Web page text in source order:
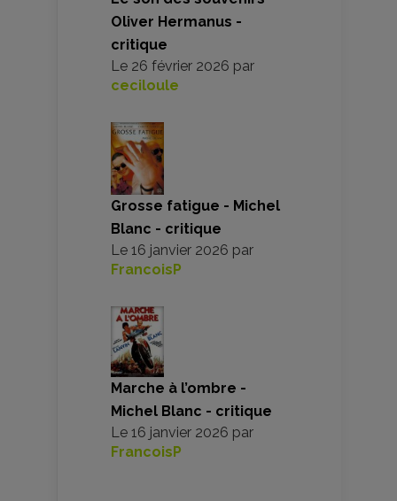
Oliver Hermanus -
critique
Le 26 février 2026 par
ceciloule
Grosse fatigue - Michel
Blanc - critique
Le 16 janvier 2026 par
FrancoisP
Marche à l’ombre -
Michel Blanc - critique
Le 16 janvier 2026 par
FrancoisP